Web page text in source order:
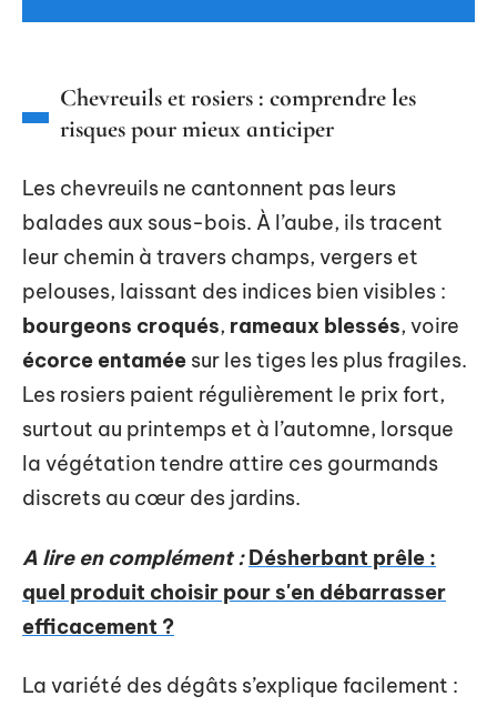
Chevreuils et rosiers : comprendre les
risques pour mieux anticiper
Les chevreuils ne cantonnent pas leurs
balades aux sous-bois. À l’aube, ils tracent
leur chemin à travers champs, vergers et
pelouses, laissant des indices bien visibles :
bourgeons croqués, rameaux blessés, voire
écorce entamée sur les tiges les plus fragiles.
Les rosiers paient régulièrement le prix fort,
surtout au printemps et à l’automne, lorsque
la végétation tendre attire ces gourmands
discrets au cœur des jardins.
A lire en complément : Désherbant prêle :
quel produit choisir pour s'en débarrasser
efficacement ?
La variété des dégâts s’explique facilement :